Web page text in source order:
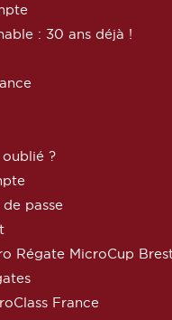
: 30 ans déjà !
?
passe
Régate MicroCup
France